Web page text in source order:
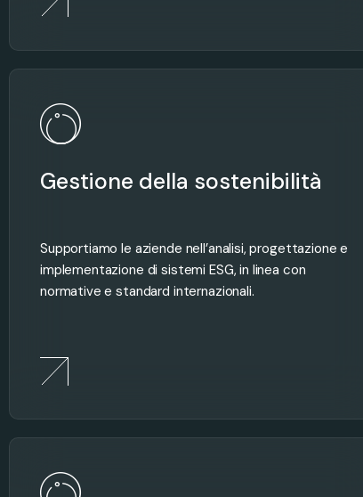
Gestione della sostenibilità
Supportiamo le aziende nell’analisi, progettazione e
implementazione di sistemi ESG, in linea con
normative e standard internazionali.